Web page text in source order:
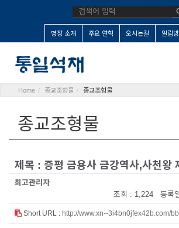
명장 소개 주요 연혁 오시는길 알림방
Home 종교조형물 종교조형물
종교조형물
제목 : 증평 금용사 금강역사,사천왕
최고관리자
조회 : 1,224 등록
Short URL : http://www.xn--3i4bn0jfex42b.com/